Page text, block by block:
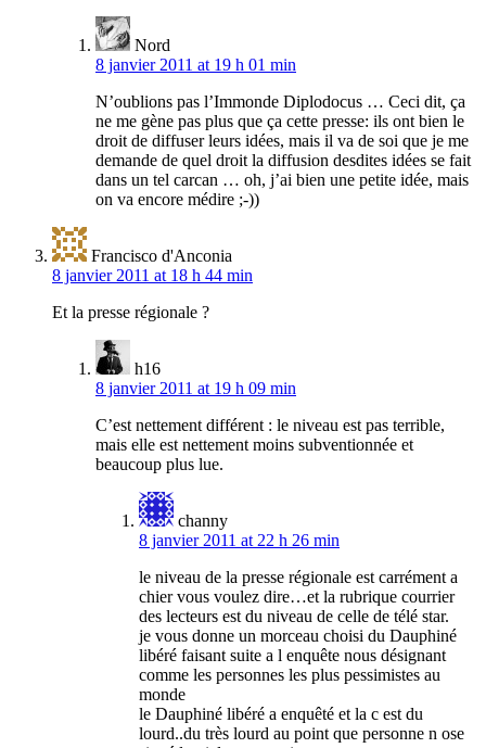
Nord
8 janvier 2011 at 19 h 01 min
N’oublions pas l’Immonde Diplodocus … Ceci dit, ça
ne me gène pas plus que ça cette presse: ils ont bien le
droit de diffuser leurs idées, mais il va de soi que je me
demande de quel droit la diffusion desdites idées se fait
dans un tel carcan … oh, j’ai bien une petite idée, mais
on va encore médire ;-))
Francisco d'Anconia
8 janvier 2011 at 18 h 44 min
Et la presse régionale ?
h16
8 janvier 2011 at 19 h 09 min
C’est nettement différent : le niveau est pas terrible,
mais elle est nettement moins subventionnée et
beaucoup plus lue.
channy
8 janvier 2011 at 22 h 26 min
le niveau de la presse régionale est carrément a
chier vous voulez dire…et la rubrique courrier
des lecteurs est du niveau de celle de télé star.
je vous donne un morceau choisi du Dauphiné
libéré faisant suite a l enquête nous désignant
comme les personnes les plus pessimistes au
monde
le Dauphiné libéré a enquêté et la c est du
lourd..du très lourd au point que personne n ose